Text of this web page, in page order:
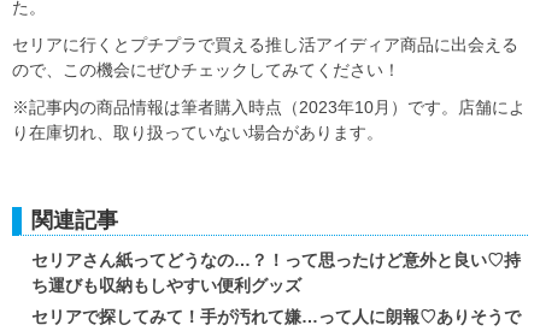
た。
セリアに行くとプチプラで買える推し活アイディア商品に出会える
ので、この機会にぜひチェックしてみてください！
※記事内の商品情報は筆者購入時点（2023年10月）です。店舗によ
り在庫切れ、取り扱っていない場合があります。
関連記事
セリアさん紙ってどうなの…？！って思ったけど意外と良い♡持
ち運びも収納もしやすい便利グッズ
セリアで探してみて！手が汚れて嫌…って人に朗報♡ありそうで